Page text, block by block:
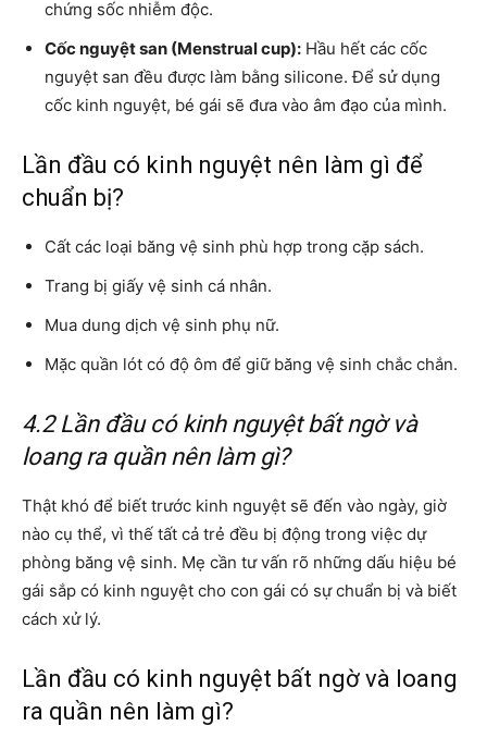
chứng sốc nhiễm độc.
Cốc nguyệt san (Menstrual cup): Hầu hết các cốc
nguyệt san đều được làm bằng silicone. Để sử dụng
cốc kinh nguyệt, bé gái sẽ đưa vào âm đạo của mình.
Lần đầu có kinh nguyệt nên làm gì để
chuẩn bị?
Cất các loại băng vệ sinh phù hợp trong cặp sách.
Trang bị giấy vệ sinh cá nhân.
Mua dung dịch vệ sinh phụ nữ.
Mặc quần lót có độ ôm để giữ băng vệ sinh chắc chắn.
4.2 Lần đầu có kinh nguyệt bất ngờ và
loang ra quần nên làm gì?
Thật khó để biết trước kinh nguyệt sẽ đến vào ngày, giờ
nào cụ thể, vì thế tất cả trẻ đều bị động trong việc dự
phòng băng vệ sinh. Mẹ cần tư vấn rõ những dấu hiệu bé
gái sắp có kinh nguyệt cho con gái có sự chuẩn bị và biết
cách xử lý.
Lần đầu có kinh nguyệt bất ngờ và loang
ra quần nên làm gì?